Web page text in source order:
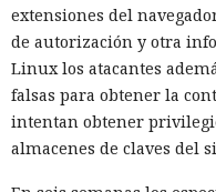
extensiones del
de autorización y otra
Linux los atacantes
falsas para obtener la
intentan obtener
almacenes de claves del